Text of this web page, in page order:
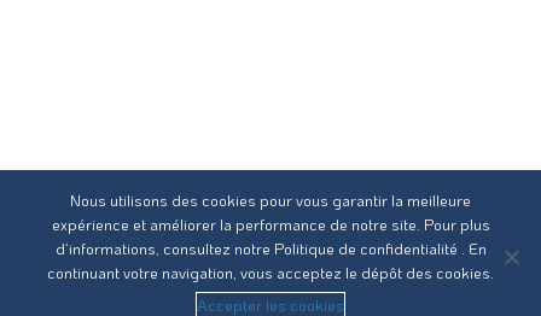
Nous utilisons des cookies pour vous garantir la meilleure
expérience et améliorer la performance de notre site. Pour plus
d’informations, consultez notre Politique de confidentialité
. En
continuant votre navigation, vous acceptez le dépôt des cookies.
Accepter les cookies